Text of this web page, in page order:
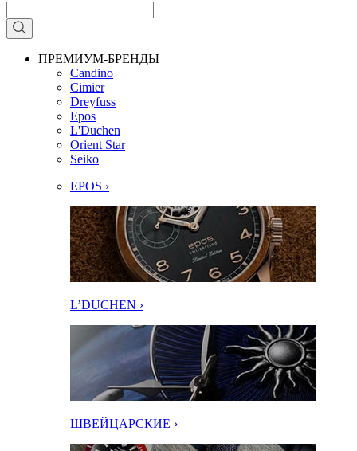
ПРЕМИУМ-БРЕНДЫ
Candino
Cimier
Dreyfuss
Epos
L'Duchen
Orient Star
Seiko
EPOS ›
L’DUCHEN ›
ШВЕЙЦАРСКИЕ ›